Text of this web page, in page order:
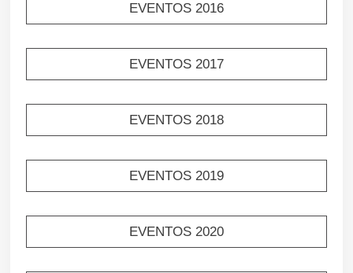
EVENTOS 2016
EVENTOS 2017
EVENTOS 2018
EVENTOS 2019
EVENTOS 2020